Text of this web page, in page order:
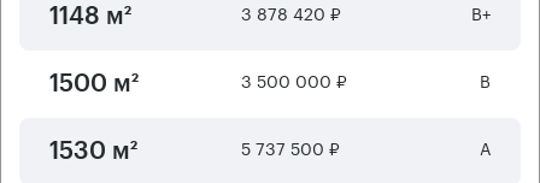
1148 м² 3 878 420 ₽ B+
1500 м² 3 500 000 ₽ B
1530 м² 5 737 500 ₽ А